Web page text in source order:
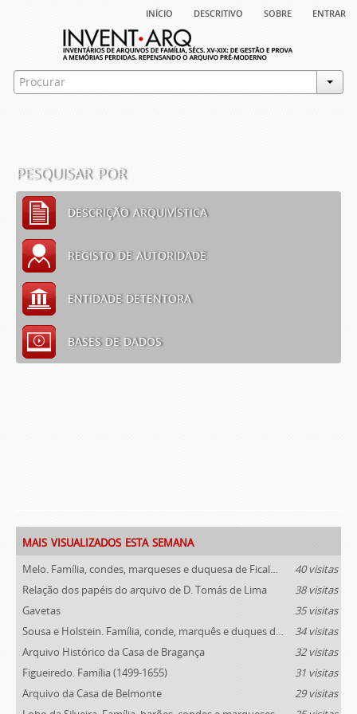
início descritivo sobre entrar
pesquisar por
descrição arquivística
registo de autoridade
entidade detentora
bases de dados
mais visualizados esta semana
Melo. Família, condes, marqueses e duquesa de Ficalho (1789-1910)
40 visitas
Relação dos papéis do arquivo de D. Tomás de Lima
38 visitas
Gavetas
35 visitas
Sousa e Holstein. Família, conde, marquês e duques de Palmela (1812-1910)
34 visitas
Arquivo Histórico da Casa de Bragança
32 visitas
Figueiredo. Família (1499-1655)
31 visitas
Arquivo da Casa de Belmonte
29 visitas